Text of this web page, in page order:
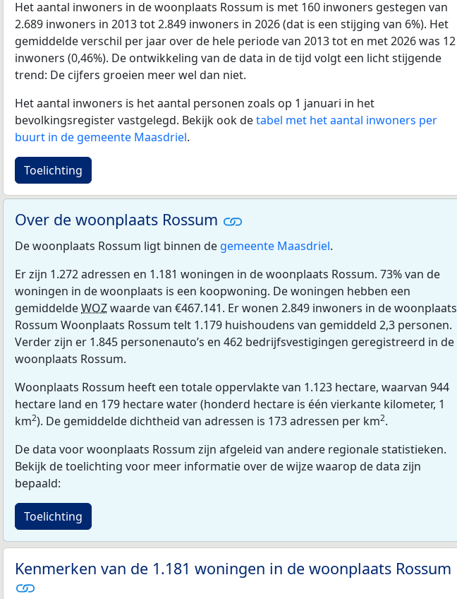
Het aantal inwoners in de woonplaats Rossum is met 160 inwoners gestegen van
2.689 inwoners in 2013 tot 2.849 inwoners in 2026 (dat is een stijging van 6%). Het
gemiddelde verschil per jaar over de hele periode van 2013 tot en met 2026 was 12
inwoners (0,46%). De ontwikkeling van de data in de tijd volgt een licht stijgende
trend: De cijfers groeien meer wel dan niet.
Het aantal inwoners is het aantal personen zoals op 1 januari in het
bevolkingsregister vastgelegd. Bekijk ook detabel met het aantal inwoners per
buurt in de gemeente Maasdriel.
Toelichting
Over de woonplaats Rossum
De woonplaats Rossum ligt binnen de gemeente Maasdriel.
Er zijn 1.272 adressen en 1.181 woningen in de woonplaats Rossum. 73% van de
woningen in de woonplaats is een koopwoning. De woningen hebben een
gemiddeldeWOZwaarde van €467.141. Er wonen 2.849 inwoners in de woonplaats
Rossum Woonplaats Rossum telt 1.179 huishoudens van gemiddeld 2,3 personen.
Verder zijn er 1.845 personenauto’s en 462 bedrijfsvestigingen geregistreerd in de
woonplaats Rossum.
Woonplaats Rossum heeft een totale oppervlakte van 1.123 hectare, waarvan 944
hectare land en 179 hectare water (honderd hectare is één vierkante kilometer, 1
km2). De gemiddelde dichtheid van adressen is 173 adressen per km2.
De data voor woonplaats Rossum zijn afgeleid van andere regionale statistieken.
Bekijk de toelichting voor meer informatie over de wijze waarop de data zijn
bepaald:
Toelichting
Kenmerken van de 1.181 woningen in de woonplaats Rossum